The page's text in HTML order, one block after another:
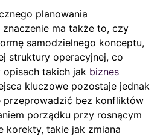
planowania
ma także to, czy
samodzielnego konceptu,
struktury operacyjnej, co
takich jak biznes
kluczowe pozostaje jednak
przeprowadzić bez konfliktów
porządku przy rosnącym
korekty, takie jak zmiana